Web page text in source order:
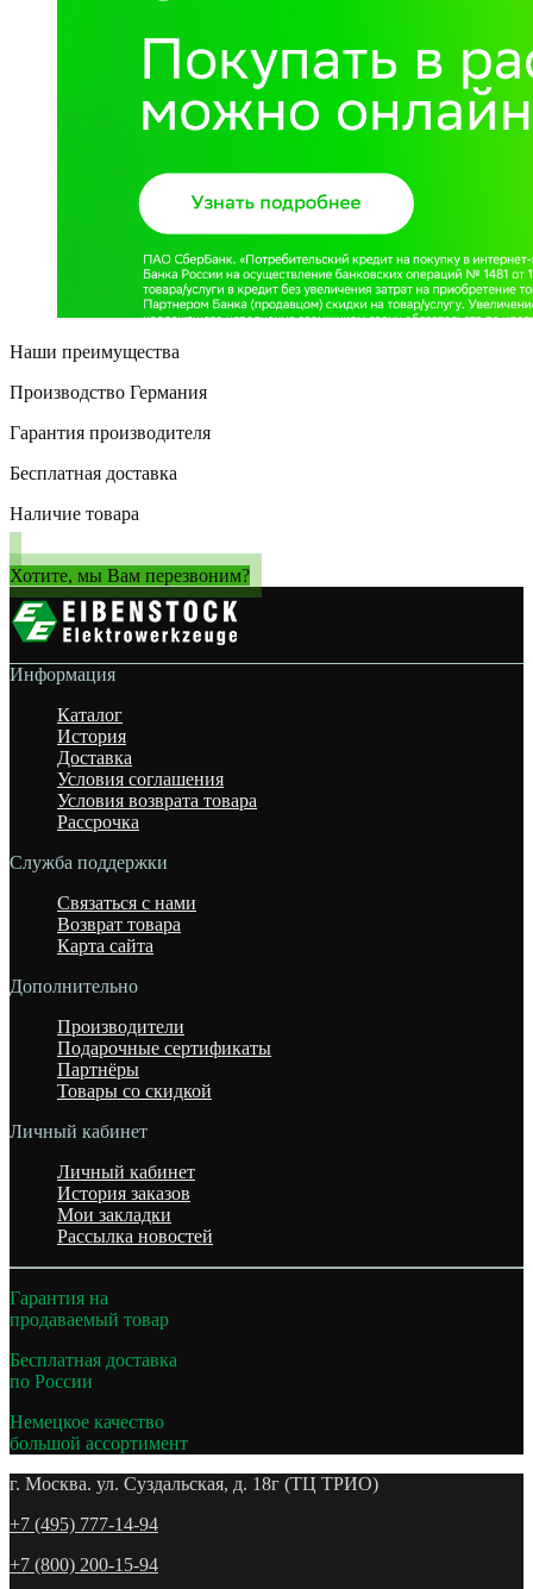
Наши преимущества
Производство Германия
Гарантия производителя
Бесплатная доставка
Наличие товара
Хотите, мы Вам перезвоним?
Информация
Каталог
История
Доставка
Условия соглашения
Условия возврата товара
Рассрочка
Служба поддержки
Связаться с нами
Возврат товара
Карта сайта
Дополнительно
Производители
Подарочные сертификаты
Партнёры
Товары со скидкой
Личный кабинет
Личный кабинет
История заказов
Мои закладки
Рассылка новостей
Гарантия на
продаваемый товар
Бесплатная доставка
по России
Немецкое качество
большой ассортимент
г. Москва. ул. Суздальская, д. 18г (ТЦ ТРИО)
+7 (495) 777-14-94
+7 (800) 200-15-94